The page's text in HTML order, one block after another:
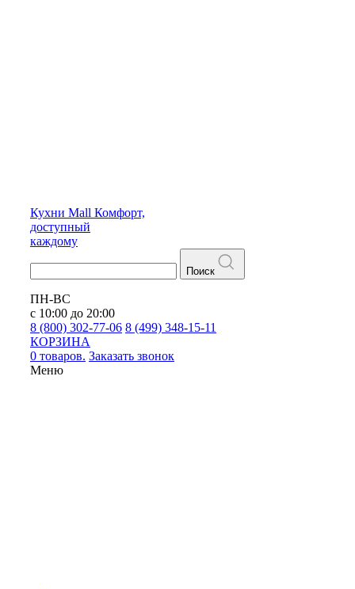
Кухни Mall Комфорт,
доступный
каждому
Поиск
ПН-ВС
с 10:00 до 20:00
8 (800) 302-77-06 8 (499) 348-15-11
КОРЗИНА
0 товаров. Заказать звонок
Меню